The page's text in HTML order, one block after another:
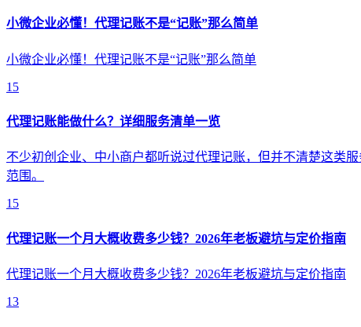
小微企业必懂！代理记账不是“记账”那么简单
小微企业必懂！代理记账不是“记账”那么简单
15
代理记账能做什么？详细服务清单一览
不少初创企业、中小商户都听说过代理记账，但并不清楚这类
范围。
15
代理记账一个月大概收费多少钱？2026年老板避坑与定价指南
代理记账一个月大概收费多少钱？2026年老板避坑与定价指南
13